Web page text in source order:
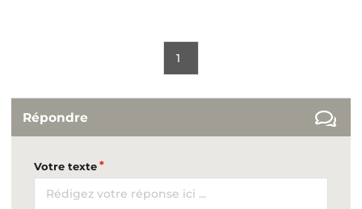
1
Répondre
Votre texte